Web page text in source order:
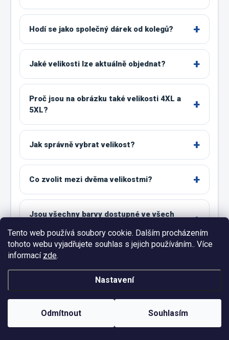
Tento web používá soubory cookie. Dalším procházením
tohoto webu vyjadřujete souhlas s jejich používáním.. Více
informací zde.
Nastavení
Odmítnout Souhlasím
Hodí se jako společný dárek od kolegů?
Jaké velikosti lze aktuálně objednat?
Proč jsou na obrázku také velikosti 4XL a
5XL?
Jak správně vybrat velikost?
Co zvolit mezi dvěma velikostmi?
Jsou všechny barvy dostupné ve všech
Jak tričko správně prát?
OPRAVDOVÉ DOBRODRUŽSTVÍ ČEKÁ